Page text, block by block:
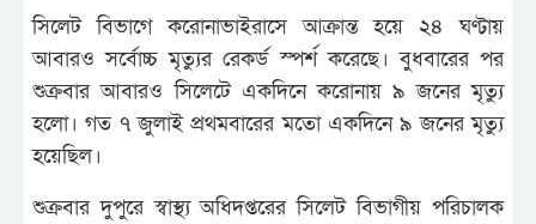
সিলেট বিভাগে করোনাভাইরাসে আক্রান্ত হয়ে ২৪ ঘণ্টায়
আবারও সর্বোচ্চ মৃত্যুর রেকর্ড স্পর্শ করেছে। বুধবারের পর
শুক্রবার আবারও সিলেটে একদিনে করোনায় ৯ জনের মৃত্যু
হলো। গত ৭ জুলাই প্রথমবারের মতো একদিনে ৯ জনের মৃত্যু
হয়েছিল।
শুক্রবার দুপুরে স্বাস্থ্য অধিদপ্তরের সিলেট বিভাগীয় পরিচালক